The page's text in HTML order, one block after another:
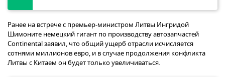
Ранее на встрече с премьер-министром Литвы Ингридой
Шимоните немецкий гигант по производству автозапчастей
Continental заявил, что общий ущерб отрасли исчисляется
сотнями миллионов евро, и в случае продолжения конфликта
Литвы с Китаем он будет только увеличиваться.